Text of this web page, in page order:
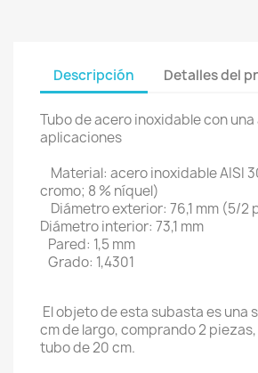
Descripción Detalles del
Tubo de acero inoxidable con
aplicaciones
Material: acero inoxidable AISI
cromo; 8 % níquel)
Diámetro exterior: 76,1 mm (5/2
Diámetro interior: 73,1 mm
Pared: 1,5 mm
Grado: 1,4301
El objeto de esta subasta es una
cm de largo, comprando 2
tubo de 20 cm.